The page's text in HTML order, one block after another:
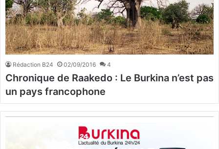
Rédaction B24 02/09/2016 4
Chronique de Raakedo : Le Burkina n’est pas
un pays francophone